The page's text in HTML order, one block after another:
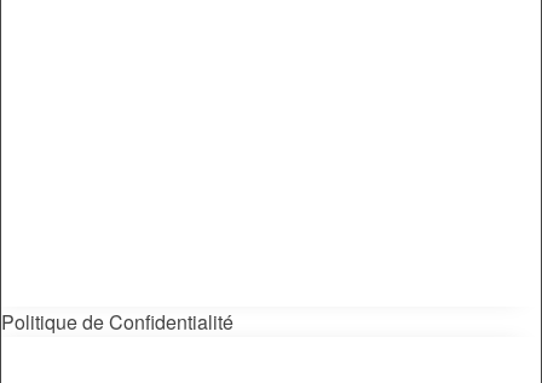
Politique de Confidentialité